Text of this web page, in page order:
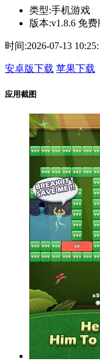
类型:手机游戏
版本:v1.8.6 免费
时间:2026-07-13
安卓版下载 苹果下载
应用截图